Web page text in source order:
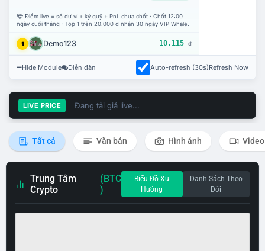
Điểm live = số dư ví + ký quỹ + PnL chưa chốt · Chốt 12:00
ngày cuối tháng · Top 1 trên 20.000 đ nhận 30 ngày VIP Whale.
1 Demo123 10.115 đ
Hide Module Diễn đàn Auto-refresh (30s)Refresh Now
LIVE PRICE Đang tải giá live...
Tất cả Văn bản Hình ảnh Video
Trung Tâm
Crypto
(BTC
)
Biểu Đồ Xu
Hướng
Danh Sách Theo
Dõi